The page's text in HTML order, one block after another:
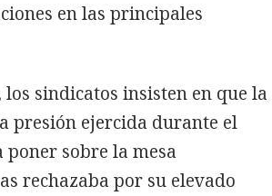
en las principales
sindicatos insisten en que la
presión ejercida durante el
sobre la mesa
rechazaba por su elevado